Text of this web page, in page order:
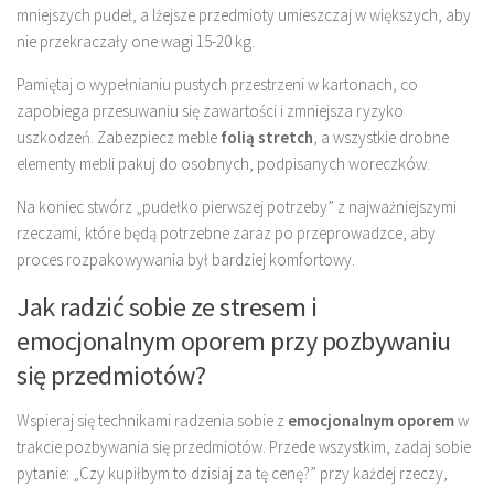
mniejszych pudeł, a lżejsze przedmioty umieszczaj w większych, aby
nie przekraczały one wagi 15-20 kg.
Pamiętaj o wypełnianiu pustych przestrzeni w kartonach, co
zapobiega przesuwaniu się zawartości i zmniejsza ryzyko
uszkodzeń. Zabezpiecz meble folią stretch , a wszystkie drobne
elementy mebli pakuj do osobnych, podpisanych woreczków.
Na koniec stwórz „pudełko pierwszej potrzeby” z najważniejszymi
rzeczami, które będą potrzebne zaraz po przeprowadzce, aby
proces rozpakowywania był bardziej komfortowy.
Jak radzić sobie ze stresem i
emocjonalnym oporem przy pozbywaniu
się przedmiotów?
Wspieraj się technikami radzenia sobie z emocjonalnym oporemw
trakcie pozbywania się przedmiotów. Przede wszystkim, zadaj sobie
pytanie: „Czy kupiłbym to dzisiaj za tę cenę?” przy każdej rzeczy,